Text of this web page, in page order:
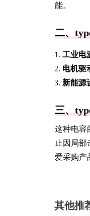
能。
二、
工业电
电机驱
新能源
三、
这种电容
止因局部
爱采购产
其他推